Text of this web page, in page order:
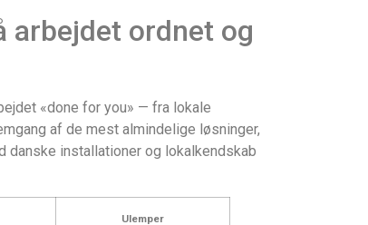
ordnet og
«done for you» — fra lokale
af de mest almindelige løsninger,
danske installationer og lokalkendskab
Ulemper